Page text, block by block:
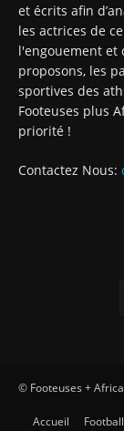
et écrits afin
les actrices de
l'engouement et
proposons, les
sportives des
Footeuses plus
priorité !
Contactez Nous:
© Footeuses +
Accueil Football